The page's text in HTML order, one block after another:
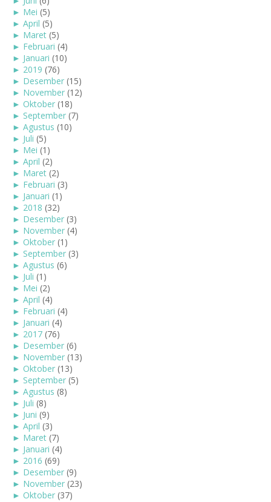
► Mei (5)
► April (5)
► Maret (5)
► Februari (4)
► Januari (10)
► 2019 (76)
► Desember (15)
► November (12)
► Oktober (18)
► September (7)
► Agustus (10)
► Juli (5)
► Mei (1)
► April (2)
► Maret (2)
► Februari (3)
► Januari (1)
► 2018 (32)
► Desember (3)
► November (4)
► Oktober (1)
► September (3)
► Agustus (6)
► Juli (1)
► Mei (2)
► April (4)
► Februari (4)
► Januari (4)
► 2017 (76)
► Desember (6)
► November (13)
► Oktober (13)
► September (5)
► Agustus (8)
► Juli (8)
► Juni (9)
► April (3)
► Maret (7)
► Januari (4)
► 2016 (69)
► Desember (9)
► November (23)
► Oktober (37)